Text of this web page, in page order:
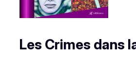
Les Crimes dans